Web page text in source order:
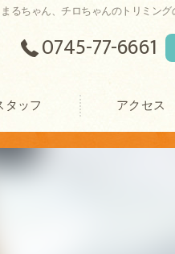
るちゃん、チロちゃんのトリミング
0745-77-6661
タッフ アクセス